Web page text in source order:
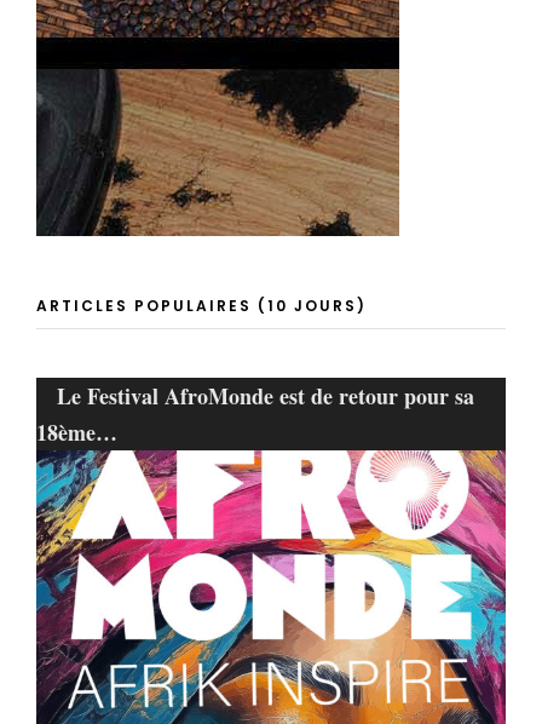
ARTICLES POPULAIRES (10 JOURS)
Le Festival AfroMonde est de retour pour sa
18ème…